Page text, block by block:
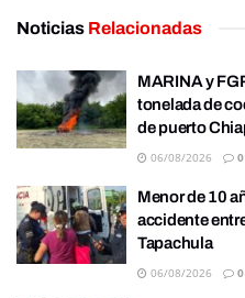
Noticias Relacionadas
MARINA y
tonelada de
de puerto
06/08/2026 0
Menor de 10
accidente
Tapachula
06/08/2026 0